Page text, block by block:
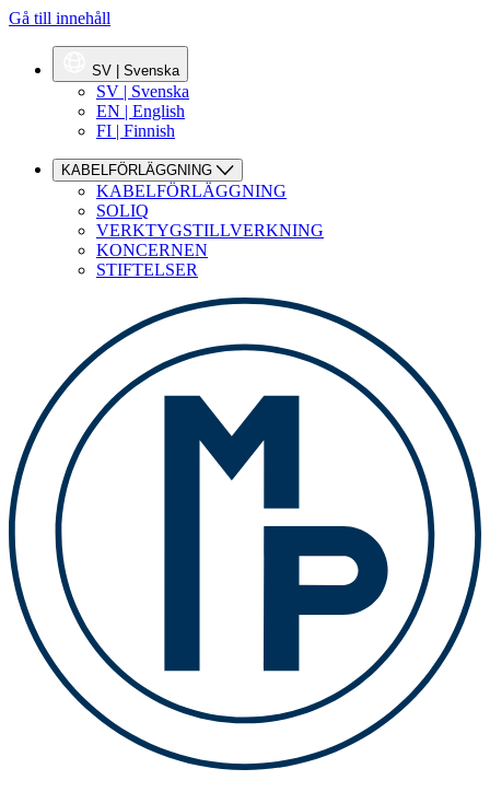
Gå till innehåll
SV | Svenska
SV | Svenska
EN | English
FI | Finnish
KABELFÖRLÄGGNING
KABELFÖRLÄGGNING
SOLIQ
VERKTYGSTILLVERKNING
KONCERNEN
STIFTELSER